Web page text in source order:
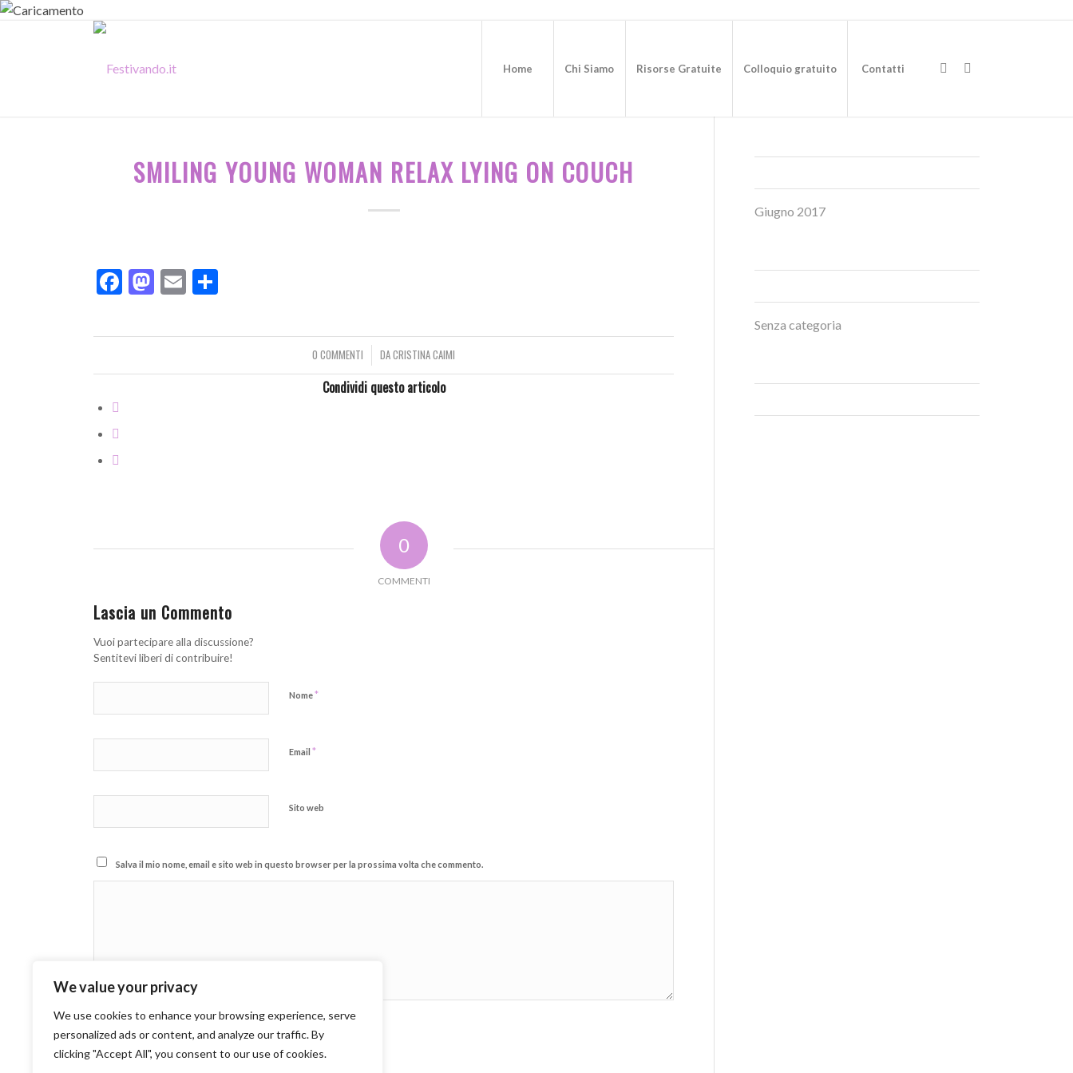
We value your privacy
We use cookies to enhance your browsing experience, serve
personalized ads or content, and analyze our traffic. By
clicking "Accept All", you consent to our use of cookies.
Home Chi Siamo Risorse Gratuite Colloquio gratuito Contatti
SMILING YOUNG WOMAN RELAX LYING ON COUCH
Facebook
Mastodon
Email
0 COMMENTI
/ DACRISTINA CAIMI
Condividi questo articolo
0
COMMENTI
Lascia un Commento
Vuoi partecipare alla discussione?
Sentitevi liberi di contribuire!
Nome*
Email*
Sito web
Salva il mio nome, email e sito web in questo browser per la prossima volta che commento.
Giugno 2017
Senza categoria